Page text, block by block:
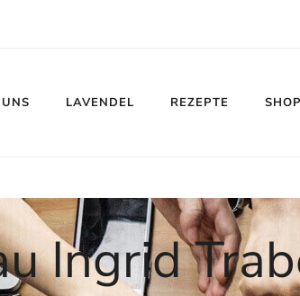
LAVENDEL REZEPTE SHOP
Ingrid